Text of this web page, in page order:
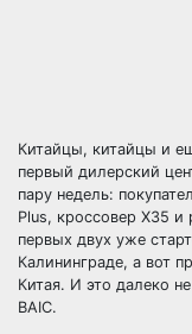
Китайцы, китайцы и
первый дилерский
пару недель:
Plus, кроссовер X35
первых двух уже
Калининграде, а вот
Китая. И это далеко
BAIC.